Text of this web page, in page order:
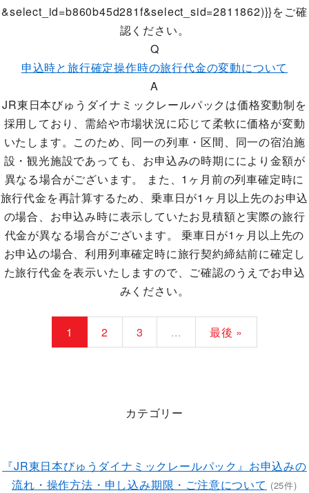
&select_id=b860b45d281f&select_sid=2811862)}}をご確
認ください。
Q
申込時と旅行確定操作時の旅行代金の変動について
A
JR東日本びゅうダイナミックレールパックは価格変動制を
採用しており、需給や市場状況に応じて柔軟に価格が変動
いたします。このため、同一の列車・区間、同一の宿泊施
設・観光施設であっても、お申込みの時期ににより金額が
異なる場合がございます。 また、1ヶ月前の列車確定時に
旅行代金を再計算するため、乗車日が1ヶ月以上先のお申込
の場合、お申込み時に表示していたお見積額と実際の旅行
代金が異なる場合がございます。 乗車日が1ヶ月以上先の
お申込の場合、利用列車確定時に旅行契約締結前に確定し
た旅行代金を表示いたしますので、ご確認のうえでお申込
みください。
1 2 3 ... 最後 »
カテゴリー
『JR東日本びゅうダイナミックレールパック』お申込みの
流れ・操作方法・申し込み期限・ご注意について (25件)